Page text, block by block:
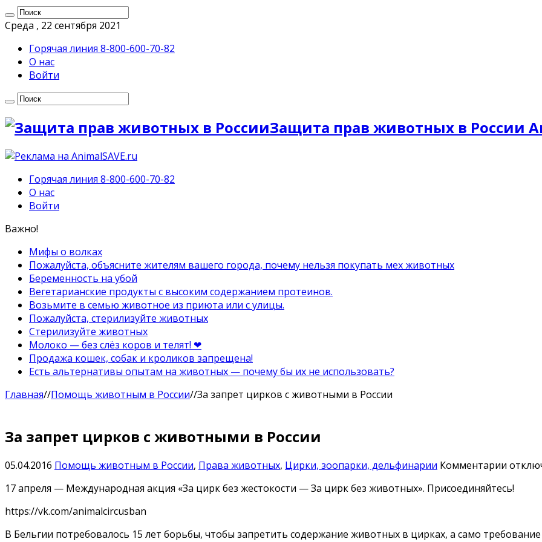
Среда , 22 сентября 2021
Горячая линия 8-800-600-70-82
О нас
Войти
Защита прав животных в России
Горячая линия 8-800-600-70-82
О нас
Войти
Важно!
Мифы о волках
Пожалуйста, объясните жителям вашего города, почему нельзя покупать мех животных
Беременность на убой
Вегетарианские продукты с высоким содержанием протеинов.
Возьмите в семью животное из приюта или с улицы.
Пожалуйста, стерилизуйте животных
Стерилизуйте животных
Молоко — без слёз коров и телят! ❤
Продажа кошек, собак и кроликов запрещена!
Есть альтернативы опытам на животных — почему бы их не использовать?
Главная//Помощь животным в России//За запрет цирков с животными в России
За запрет цирков с животными в России
05.04.2016 Помощь животным в России, Права животных, Цирки, зоопарки, дельфинарии Комментарии к
За
с
17 апреля — Международная акция «За цирк без жестокости — За цирк без животных». Присоединяйтесь!
https://vk.com/animalcircusban
В Бельгии потребовалось 15 лет борьбы, чтобы запретить содержание животных в цирках, а само